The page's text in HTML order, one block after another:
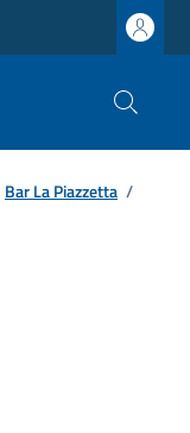
Bar La Piazzetta /